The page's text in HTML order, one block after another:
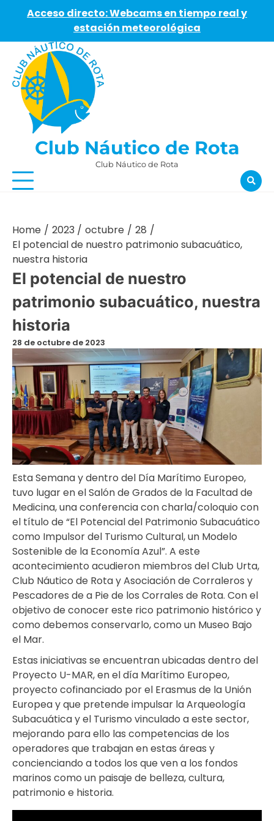
Acceso directo: Webcams en tiempo real y
estación meteorológica
content
Club Náutico de Rota
Club Náutico de Rota
Home 2023 octubre
28
El potencial de nuestro patrimonio subacuático,
nuestra historia
El potencial de nuestro
patrimonio subacuático, nuestra
historia
28 de octubre de 2023
Esta Semana y dentro del Día Marítimo Europeo,
tuvo lugar en el Salón de Grados de la Facultad de
Medicina, una conferencia con charla/coloquio con
el título de “El Potencial del Patrimonio Subacuático
como Impulsor del Turismo Cultural, un Modelo
Sostenible de la Economía Azul”. A este
acontecimiento acudieron miembros del Club Urta,
Club Náutico de Rota y Asociación de Corraleros y
Pescadores de a Pie de los Corrales de Rota. Con el
objetivo de conocer este rico patrimonio histórico y
como debemos conservarlo, como un Museo Bajo
el Mar.
Estas iniciativas se encuentran ubicadas dentro del
Proyecto U-MAR, en el día Marítimo Europeo,
proyecto cofinanciado por el Erasmus de la Unión
Europea y que pretende impulsar la Arqueología
Subacuática y el Turismo vinculado a este sector,
mejorando para ello las competencias de los
operadores que trabajan en estas áreas y
concienciando a todos los que ven a los fondos
marinos como un paisaje de belleza, cultura,
patrimonio e historia.